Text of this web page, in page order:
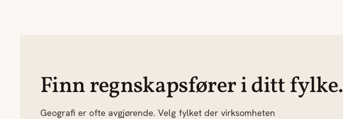
Finn regnskapsfører i ditt fylke.
Geografi er ofte avgjørende. Velg fylket der virksomheten